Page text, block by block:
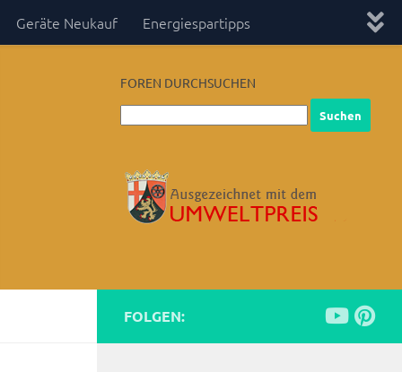
Geräte Neukauf Energiespartipps
FOREN DURCHSUCHEN
FOLGEN: